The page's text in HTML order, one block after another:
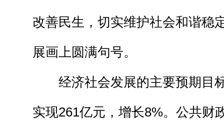
改善民生，切实维护社会和谐稳
展画上圆满句号。
经济社会发展的主要预期目
实现261亿元，增长8%。公共财